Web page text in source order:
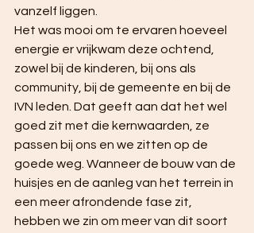
vanzelf liggen.
Het was mooi om te ervaren hoeveel
energie er vrijkwam deze ochtend,
zowel bij de kinderen, bij ons als
community, bij de gemeente en bij de
IVN leden. Dat geeft aan dat het wel
goed zit met die kernwaarden, ze
passen bij ons en we zitten op de
goede weg. Wanneer de bouw van de
huisjes en de aanleg van het terrein in
een meer afrondende fase zit,
hebben we zin om meer van dit soort